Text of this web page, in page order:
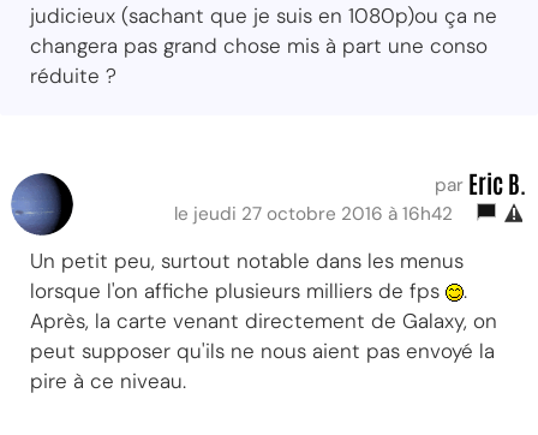
judicieux (sachant que je suis en 1080p)ou ça ne
changera pas grand chose mis à part une conso
réduite ?
par Eric B.
le jeudi 27 octobre 2016 à 16h42
Un petit peu, surtout notable dans les menus
lorsque l'on affiche plusieurs milliers de fps
.
Après, la carte venant directement de Galaxy, on
peut supposer qu'ils ne nous aient pas envoyé la
pire à ce niveau.